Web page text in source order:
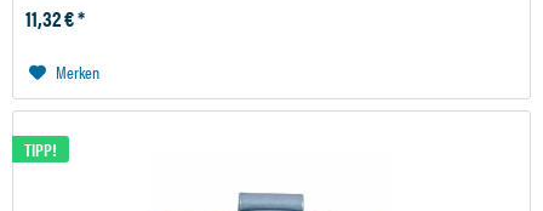
11,32 € *
Merken
TIPP!